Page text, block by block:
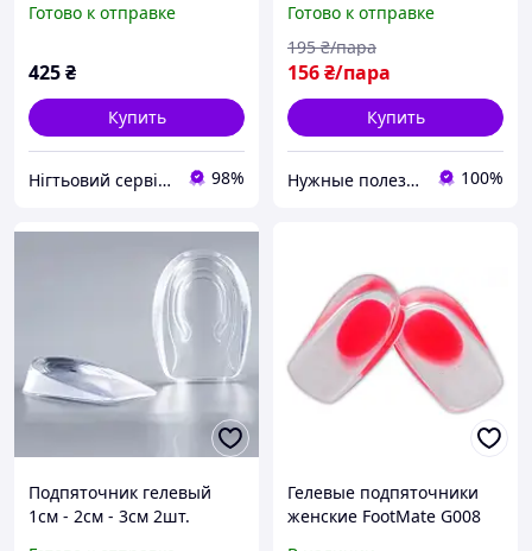
M)
Готово к отправке
425₴
Купить
Нігтьовий сервіс - Харків 98%
Готово к отправке
156₴/пара
195 ₴/пара
Купить
Нужные полезности 100%
Подпяточник гелевый
1см - 2см - 3см 2шт.
Гелевые подпяточники
женские FootMate G008